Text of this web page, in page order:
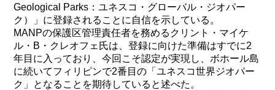
Geological Parks：ユネスコ・グローバル・ジオパー
ク）」に登録されることに自信を示している。
MANPの保護区管理責任者を務めるクリント・マイケ
ル・B・クレオフェ氏は、登録に向けた準備はすでに2
年目に入っており、今回こそ認定が実現し、ボホール島
に続いてフィリピンで2番目の「ユネスコ世界ジオパー
ク」となることを期待していると述べた。